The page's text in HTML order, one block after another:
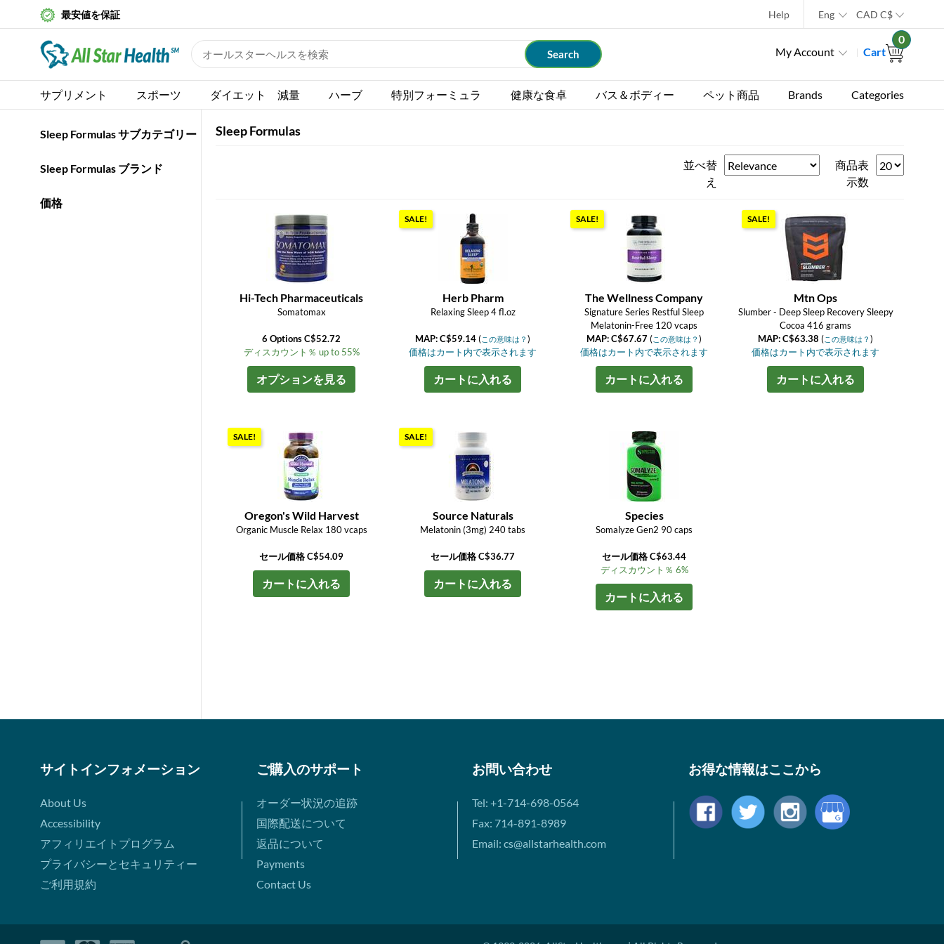
最安値を保証 Help Eng CAD C$
My Account Cart
0
サプリメント スポーツ ダイエット 減量 ハーブ 特別フォーミュラ 健康な食卓 バス＆ボディー ペット商品 Brands Categories
Sleep Formulas サブカテゴリー
Sleep Formulas ブランド
価格
Sleep Formulas
並べ替
え
商品表
示数
Hi-Tech Pharmaceuticals
Somatomax
6 Options C$52.72
ディスカウント％ up to 55%
オプションを見る
SALE!
Herb Pharm
Relaxing Sleep 4 fl.oz
MAP: C$59.14(この意味は？)
価格はカート内で表示されます
カートに入れる
SALE!
The Wellness Company
Signature Series Restful Sleep
Melatonin-Free 120 vcaps
MAP: C$67.67(この意味は？)
価格はカート内で表示されます
カートに入れる
SALE!
Mtn Ops
Slumber - Deep Sleep Recovery Sleepy
Cocoa 416 grams
MAP: C$63.38(この意味は？)
価格はカート内で表示されます
カートに入れる
SALE!
Oregon's Wild Harvest
Organic Muscle Relax 180 vcaps
セール価格 C$54.09
カートに入れる
SALE!
Source Naturals
Melatonin (3mg) 240 tabs
セール価格 C$36.77
カートに入れる
Species
Somalyze Gen2 90 caps
セール価格 C$63.44
ディスカウント％ 6%
カートに入れる
サイトインフォメーション
About Us
Accessibility
アフィリエイトプログラム
プライバシーとセキュリティー
ご利用規約
ご購入のサポート
オーダー状況の追跡
国際配送について
返品について
Payments
Contact Us
お問い合わせ
Tel: +1-714-698-0564
Fax: 714-891-8989
Email: cs@allstarhealth.com
お得な情報はここから